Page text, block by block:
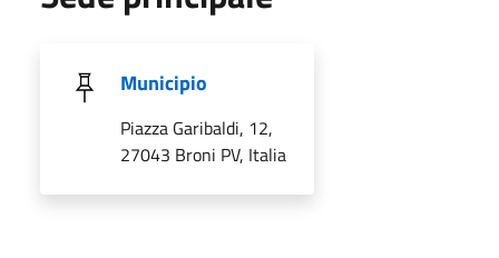
Municipio
Piazza Garibaldi, 12,
27043 Broni PV, Italia